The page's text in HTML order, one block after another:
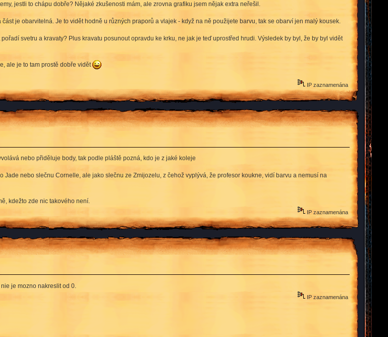
jestli to chápu dobře? Nějaké zkušenosti mám, ale zrovna grafiku jsem nějak extra neřešil.
je obarvitelná. Je to vidět hodně u různých praporů a vlajek - když na ně použijete barvu, tak se obarví jen malý kousek.
svetru a kravaty? Plus kravatu posunout opravdu ke krku, ne jak je teď uprostřed hrudi. Výsledek by byl, že by byl vidět
ale je to tam prostě dobře vidět
IP zaznamenána
nebo přiděluje body, tak podle pláště pozná, kdo je z jaké koleje
Jade nebo slečnu Cornelle, ale jako slečnu ze Zmijozelu, z čehož vyplývá, že profesor koukne, vidí barvu a nemusí na
kdežto zde nic takového není.
IP zaznamenána
je mozno nakreslit od 0.
IP zaznamenána